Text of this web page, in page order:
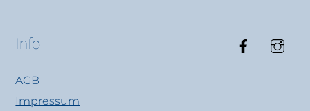
Info
AGB
Impressum
Facebook